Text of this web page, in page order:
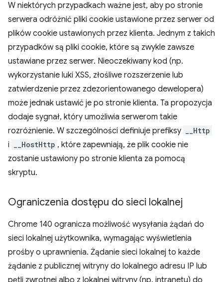
W niektórych przypadkach ważne jest, aby po stronie
serwera odróżnić pliki cookie ustawione przez serwer od
plików cookie ustawionych przez klienta. Jednym z takich
przypadków są pliki cookie, które są zwykle zawsze
ustawiane przez serwer. Nieoczekiwany kod (np.
wykorzystanie luki XSS, złośliwe rozszerzenie lub
zatwierdzenie przez zdezorientowanego dewelopera)
może jednak ustawić je po stronie klienta. Ta propozycja
dodaje sygnał, który umożliwia serwerom takie
rozróżnienie. W szczególności definiuje prefiksy
__Http
i __HostHttp , które zapewniają, że plik cookie nie
zostanie ustawiony po stronie klienta za pomocą
skryptu.
Ograniczenia dostępu do sieci lokalnej
Chrome 140 ogranicza możliwość wysyłania żądań do
sieci lokalnej użytkownika, wymagając wyświetlenia
prośby o uprawnienia. Żądanie sieci lokalnej to każde
żądanie z publicznej witryny do lokalnego adresu IP lub
pętli zwrotnej albo z lokalnej witryny (np. intranetu) do